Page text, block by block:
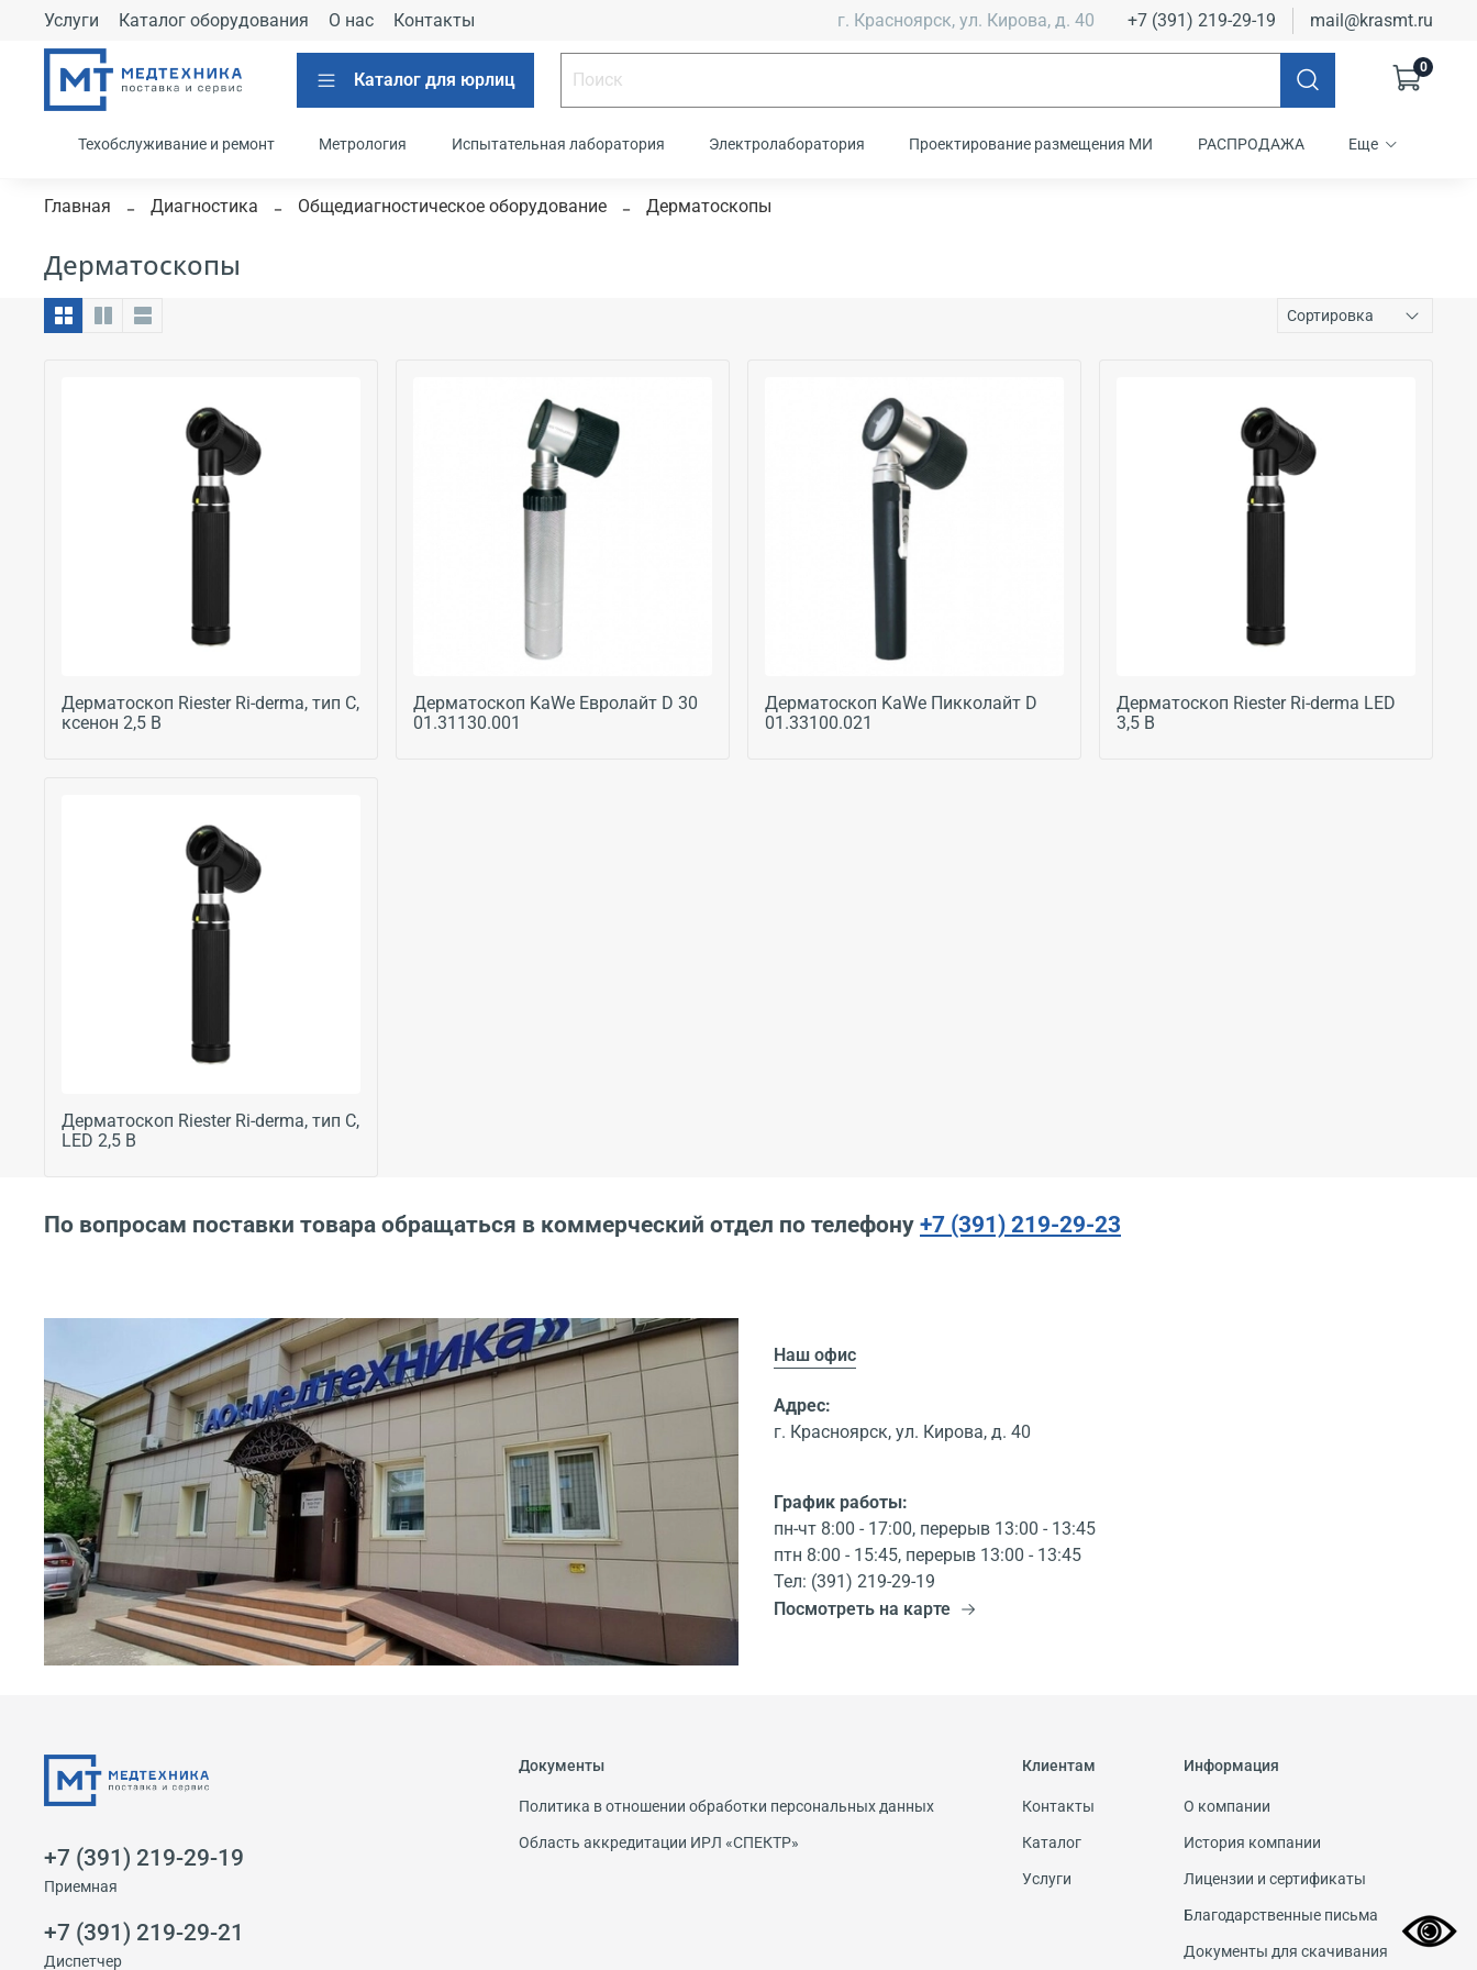
Услуги Каталог оборудования О нас Контакты г. Красноярск, ул. Кирова, д. 40 +7 (391) 219-29-19 mail@krasmt.ru
Каталог для юрлиц
0
Техобслуживание и ремонт Метрология Испытательная лаборатория Электролаборатория Проектирование размещения МИ РАСПРОДАЖА Еще
Главная Диагностика Общедиагностическое оборудование Дерматоскопы
Дерматоскопы
Дерматоскоп Riester Ri-derma, тип C,
ксенон 2,5 В
Дерматоскоп KaWe Евролайт D 30
01.31130.001
Дерматоскоп KaWe Пикколайт D
01.33100.021
Дерматоскоп Riester Ri-derma LED
3,5 В
Дерматоскоп Riester Ri-derma, тип C,
LED 2,5 В
По вопросам поставки товара обращаться в коммерческий отдел по телефону +7 (391) 219-29-23
Наш офис
Адрес:
г. Красноярск, ул. Кирова, д. 40
График работы:
пн-чт 8:00 - 17:00, перерыв 13:00 - 13:45
птн 8:00 - 15:45, перерыв 13:00 - 13:45
Тел: (391) 219-29-19
Посмотреть на карте
Документы
Политика в отношении обработки персональных данных
Область аккредитации ИРЛ «СПЕКТР»
Клиентам
Контакты
Каталог
Услуги
Информация
О компании
История компании
Лицензии и сертификаты
Благодарственные письма
Документы для скачивания
+7 (391) 219-29-19
Приемная
+7 (391) 219-29-21
Диспетчер